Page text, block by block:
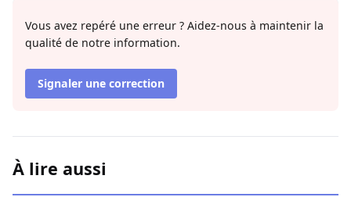
Vous avez repéré une erreur ? Aidez-nous à maintenir la
qualité de notre information.
Signaler une correction
À lire aussi